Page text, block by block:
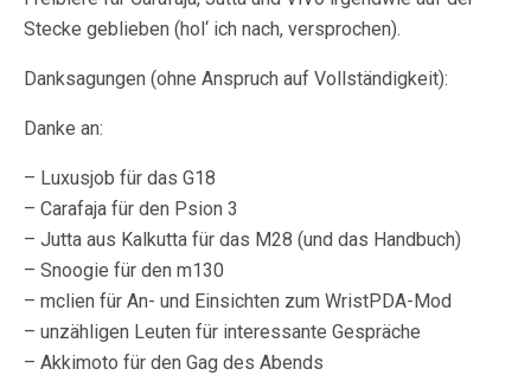
Stecke geblieben (hol‘ ich nach, versprochen).
Danksagungen (ohne Anspruch auf Vollständigkeit):
Danke an:
– Luxusjob für das G18
– Carafaja für den Psion 3
– Jutta aus Kalkutta für das M28 (und das Handbuch)
– Snoogie für den m130
– mclien für An- und Einsichten zum WristPDA-Mod
– unzähligen Leuten für interessante Gespräche
– Akkimoto für den Gag des Abends